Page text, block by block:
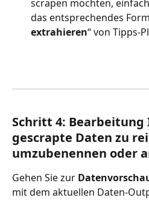
scrapen möchten,
das entsprechendes
extrahieren“ von Tipps-
Schritt 4: Bearbeitung
gescrapte Daten zu
umzubenennen oder
Gehen Sie zur
mit dem aktuellen Daten-